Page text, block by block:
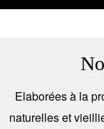
Elaborées à la
naturelles et